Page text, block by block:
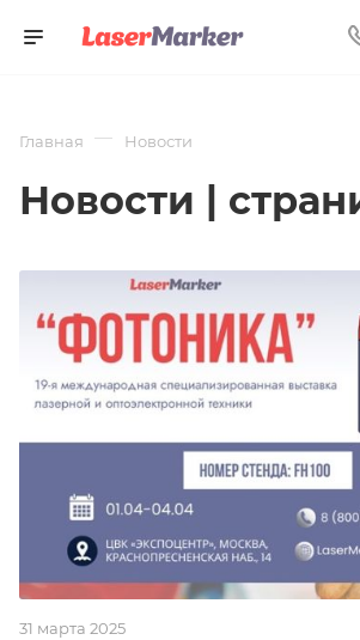
Новости |
Главная — Новости
31 марта 2025